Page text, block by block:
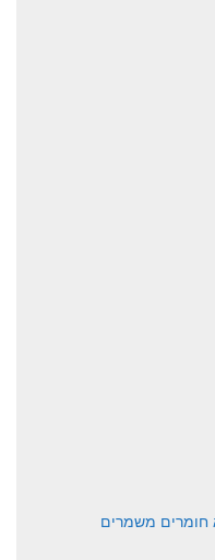
חומרים משמרים